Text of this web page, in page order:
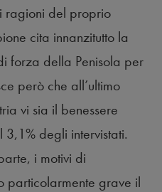
ragioni del proprio
cita innanzitutto la
forza della Penisola per
però che all’ultimo
vi sia il benessere
degli intervistati.
i motivi di
particolarmente grave il